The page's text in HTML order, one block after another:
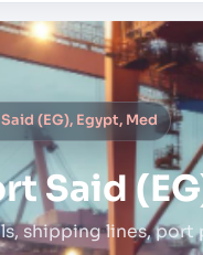
(EG), Egypt, Med
Said
shipping lines, port